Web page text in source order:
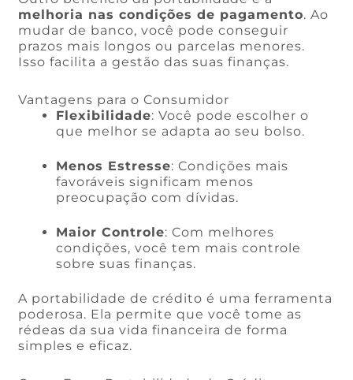
melhoria nas condições de pagamento. Ao
mudar de banco, você pode conseguir
prazos mais longos ou parcelas menores.
Isso facilita a gestão das suas finanças.
Vantagens para o Consumidor
Flexibilidade: Você pode escolher o
que melhor se adapta ao seu bolso.
Menos Estresse: Condições mais
favoráveis significam menos
preocupação com dívidas.
Maior Controle: Com melhores
condições, você tem mais controle
sobre suas finanças.
A portabilidade de crédito é uma ferramenta
poderosa. Ela permite que você tome as
rédeas da sua vida financeira de forma
simples e eficaz.